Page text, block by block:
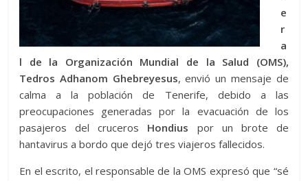
e
r
a
l de la Organización Mundial de la Salud (OMS),
Tedros Adhanom Ghebreyesus, envió un mensaje de
calma a la población de Tenerife, debido a las
preocupaciones generadas por la evacuación de los
pasajeros del cruceros Hondius por un brote de
hantavirus a bordo que dejó tres viajeros fallecidos.
En el escrito, el responsable de la OMS expresó que “sé